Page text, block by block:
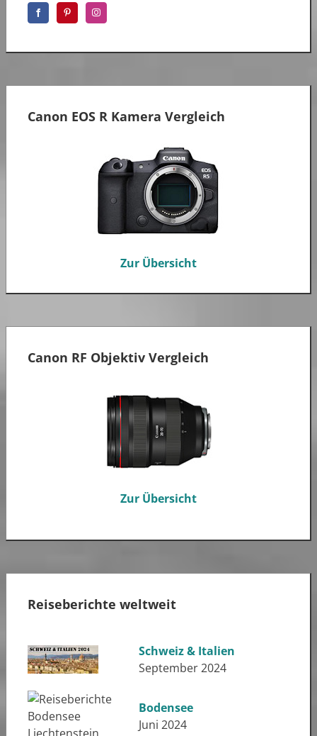
Canon EOS R Kamera Vergleich
Zur Übersicht
Canon RF Objektiv Vergleich
Zur Übersicht
Reiseberichte weltweit
Schweiz & Italien
September 2024
Bodensee
Juni 2024